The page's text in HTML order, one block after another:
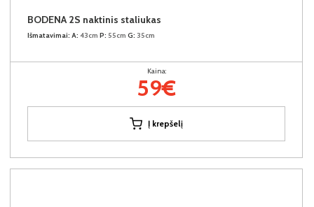
BODENA 2S naktinis staliukas
Išmatavimai: A: 43cm P: 55cm G: 35cm
Kaina:
59€
Į krepšelį